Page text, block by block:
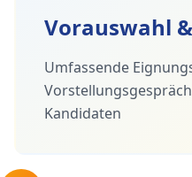
Vorauswahl
Umfassende
Kandidaten